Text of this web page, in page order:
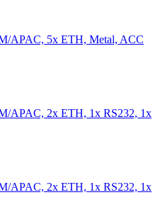
APAC, 5x ETH, Metal, ACC
APAC, 2x ETH, 1x RS232, 1x
APAC, 2x ETH, 1x RS232, 1x